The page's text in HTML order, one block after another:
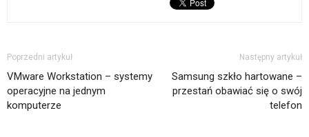
Poprzedni artykuł
VMware Workstation – systemy
operacyjne na jednym
komputerze
Następny artykuł
Samsung szkło hartowane –
przestań obawiać się o swój
telefon